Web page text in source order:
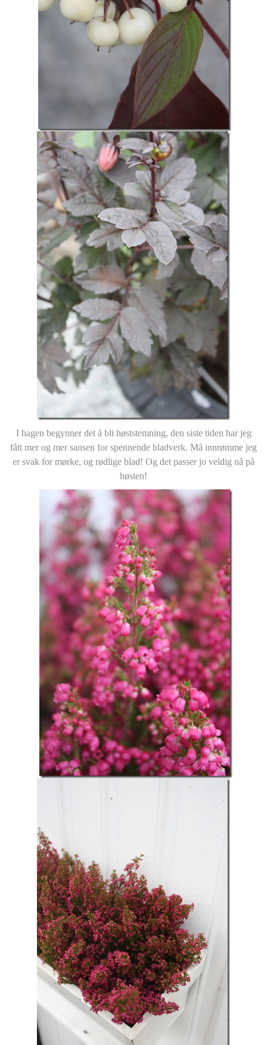
I hagen begynner det å bli høststemning, den siste tiden har jeg
fått mer og mer sansen for spennende bladverk. Må innrømme jeg
er svak for mørke, og rødlige blad! Og det passer jo veldig nå på
høsten!